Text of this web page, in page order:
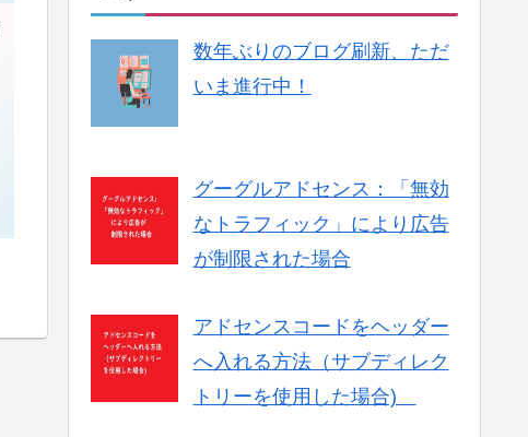
数年ぶりのブログ刷新、ただ
いま進行中！
グーグルアドセンス：「無効
なトラフィック」により広告
が制限された場合
アドセンスコードをヘッダー
へ入れる方法（サブディレク
トリーを使用した場合)